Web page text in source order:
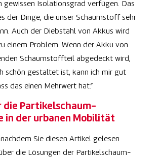
gewissen Isolationsgrad verfügen. Das
der Dinge, die unser Schaumstoff sehr
Auch der Diebstahl von Akkus wird
einem Problem. Wenn der Akku von
Schaumstoffteil abgedeckt wird,
schön gestaltet ist, kann ich mir gut
das einen Mehrwert hat.“
die Partikelschaum-
in der urbanen Mobilität
Sie diesen Artikel gelesen
die Lösungen der Partikelschaum-